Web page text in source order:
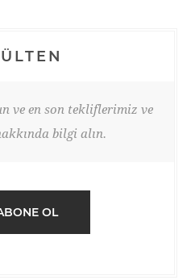
ve en son tekliflerimiz ve
bilgi alın.
OL